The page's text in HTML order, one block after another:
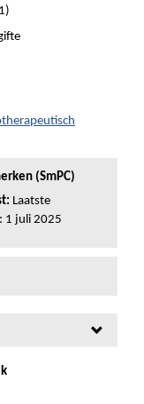
(SmPC)
Laatste
1 juli 2025